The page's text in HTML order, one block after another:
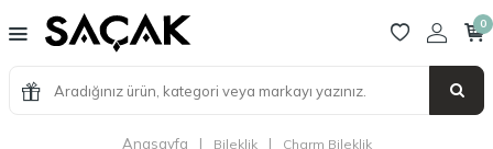
0
Anasayfa | Bileklik | Charm Bileklik